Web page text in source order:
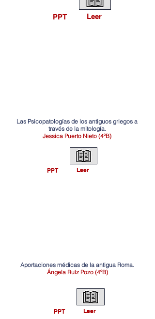
PPT Leer
Las Psicopatologías de los antiguos griegos a
través de la mitología.
Jessica Puerto Nieto (4ºB)
PPT Leer
Aportaciones médicas de la antigua Roma.
Ángela Ruíz Pozo (4ºB)
PPT Leer